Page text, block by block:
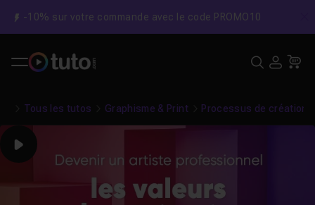
-10% sur votre commande avec le code PROMO10
Tous les tutos Graphisme & Print Processus de création
Play